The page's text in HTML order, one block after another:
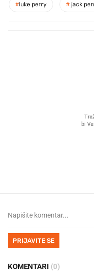
#luke perry # jack
PRIJAVITE SE
KOMENTARI (0)